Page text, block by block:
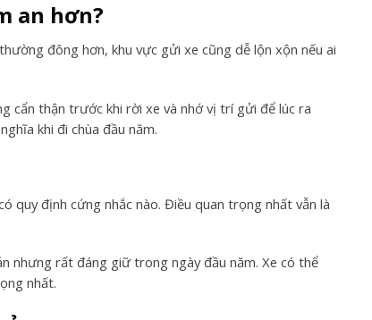
an hơn?
đông hơn, khu vực gửi xe cũng dễ lộn xộn nếu ai
cẩn thận trước khi rời xe và nhớ vị trí gửi để lúc ra
khi đi chùa đầu năm.
quy định cứng nhắc nào. Điều quan trọng nhất vẫn là
nhưng rất đáng giữ trong ngày đầu năm. Xe có thể
nhất.